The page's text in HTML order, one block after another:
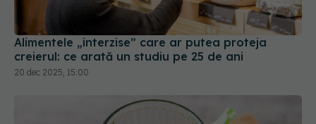
Alimentele „interzise” care ar putea proteja
creierul: ce arată un studiu pe 25 de ani
20 dec 2025, 15:00